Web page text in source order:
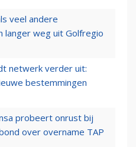
veel andere
langer weg uit Golfregio
netwerk verder uit:
bestemmingen
probeert onrust bij
over overname TAP